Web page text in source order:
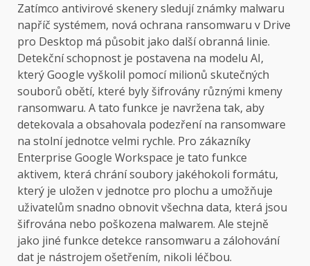
Zatímco antivirové skenery sledují známky malwaru
napříč systémem, nová ochrana ransomwaru v Drive
pro Desktop má působit jako další obranná linie.
Detekční schopnost je postavena na modelu AI,
který Google vyškolil pomocí milionů skutečných
souborů obětí, které byly šifrovány různými kmeny
ransomwaru. A tato funkce je navržena tak, aby
detekovala a obsahovala podezření na ransomware
na stolní jednotce velmi rychle. Pro zákazníky
Enterprise Google Workspace je tato funkce
aktivem, která chrání soubory jakéhokoli formátu,
který je uložen v jednotce pro plochu a umožňuje
uživatelům snadno obnovit všechna data, která jsou
šifrována nebo poškozena malwarem. Ale stejně
jako jiné funkce detekce ransomwaru a zálohování
dat je nástrojem ošetřením, nikoli léčbou.